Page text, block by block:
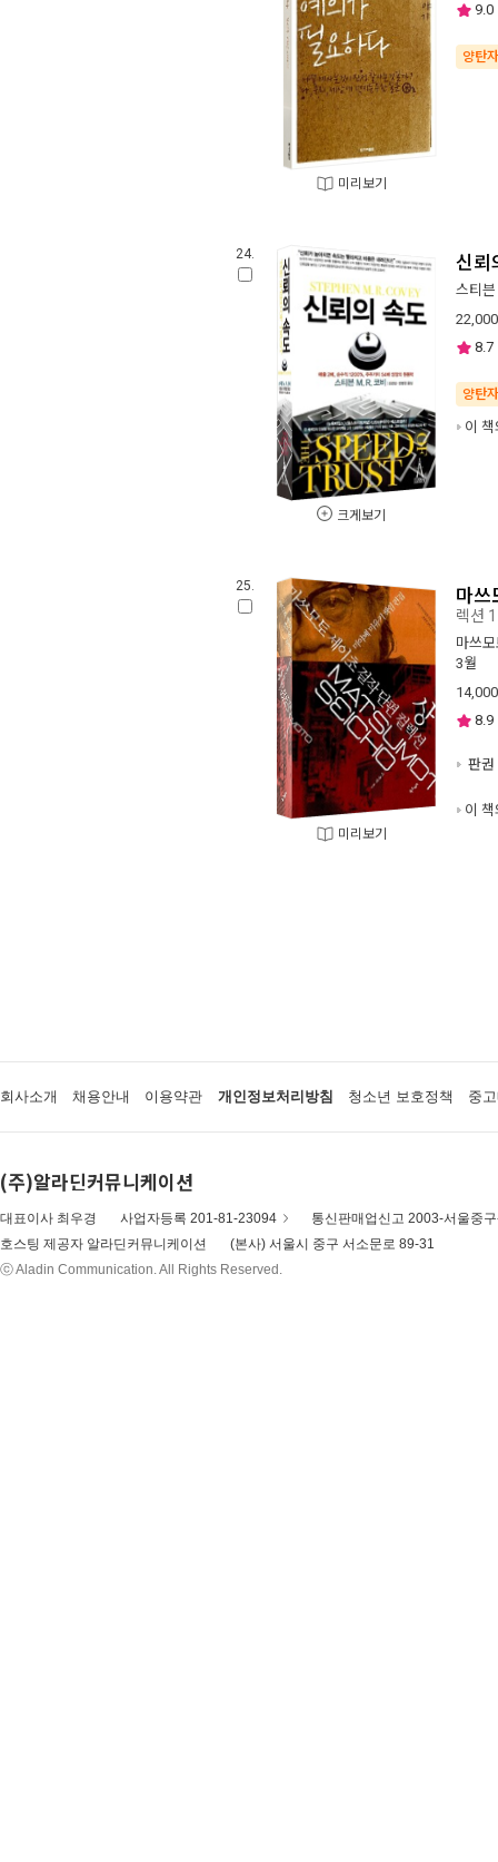
미리보기
9.0
양탄
24.
크게보기
신뢰
스티
22,000
8.7
양탄
이
25.
미리보기
마쓰
렉션 1
마쓰
3월
14,000
8.9
판권
이
회사소개 채용안내 이용약관 개인정보처리방침 청소년 보호정책 중
(주)알라딘커뮤니케이션
대표이사 최우경 사업자등록 201-81-23094
통신판매업신고 2003-서울중
호스팅 제공자 알라딘커뮤니케이션
(본사) 서울시 중구 서소문로 89-31
ⓒ Aladin Communication. All Rights Reserved.